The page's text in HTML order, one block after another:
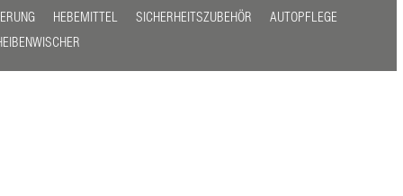
HEBEMITTEL SICHERHEITSZUBEHÖR
AUTOPFLEGE